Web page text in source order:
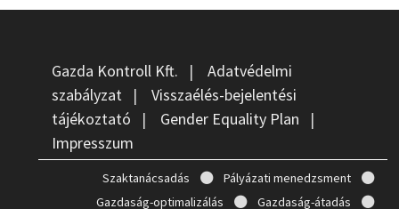
Gazda Kontroll Kft. | Adatvédelmi
szabályzat | Visszaélés-bejelentési
tájékoztató | Gender Equality Plan |
Impresszum
Szaktanácsadás
Pályázati menedzsment
Gazdaság-optimalizálás
Gazdaság-átadás